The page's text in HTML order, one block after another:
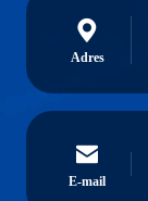
Adres
E-mail